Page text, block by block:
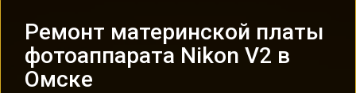
Ремонт материнской платы
фотоаппарата Nikon V2 в
Омске